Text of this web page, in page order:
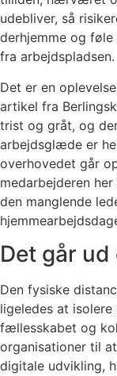
udebliver, så
derhjemme og
fra arbejdspladsen.
Det er en
artikel fra
trist og gråt, og
arbejdsglæde er
overhovedet går
medarbejderen
den manglende
Det går
Den fysiske
ligeledes at
fællesskabet og
organisationer til
digitale udvikling,